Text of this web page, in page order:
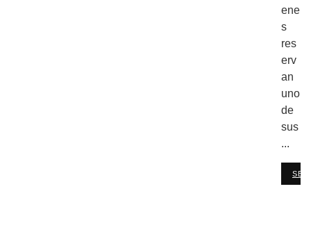
ene
s
res
erv
an
uno
de
sus
...